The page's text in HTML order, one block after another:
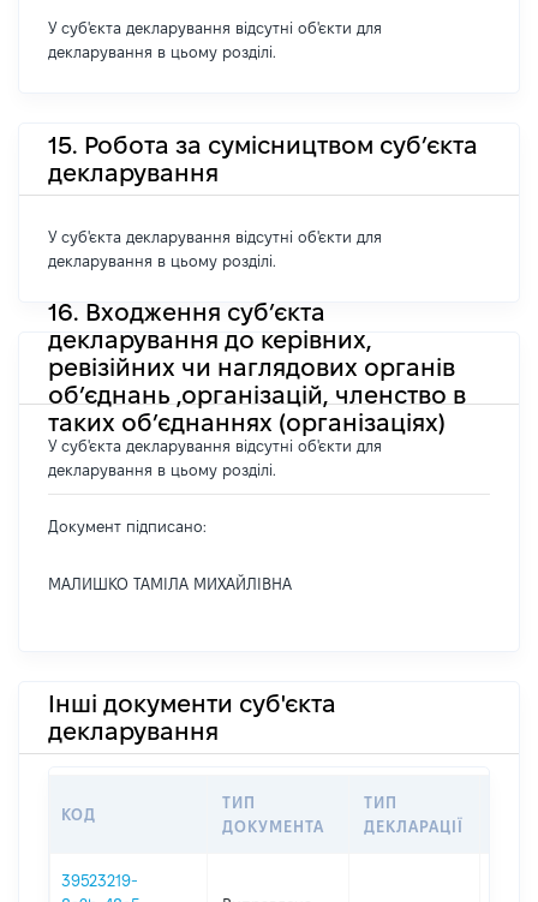
У суб'єкта декларування відсутні об'єкти для
декларування в цьому розділі.
15. Робота за сумісництвом суб’єкта
декларування
У суб'єкта декларування відсутні об'єкти для
декларування в цьому розділі.
16. Входження суб’єкта
декларування до керівних,
ревізійних чи наглядових органів
об’єднань ,організацій, членство в
таких об’єднаннях (організаціях)
У суб'єкта декларування відсутні об'єкти для
декларування в цьому розділі.
Документ підписано:
МАЛИШКО ТАМІЛА МИХАЙЛІВНА
Інші документи суб'єкта
декларування
КОД
ТИП
ДОКУМЕНТА
ТИП
ДЕКЛАРАЦІЇ
39523219-